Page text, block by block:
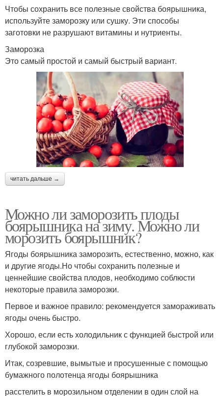
Чтобы сохранить все полезные свойства боярышника,
используйте заморозку или сушку. Эти способы
заготовки не разрушают витамины и нутриенты.
Заморозка
Это самый простой и самый быстрый вариант.
читать дальше →
Можно ли заморозить плоды
боярышника на зиму. Можно ли
морозить боярышник?
Ягоды боярышника заморозить, естественно, можно, как
и другие ягоды.Но чтобы сохранить полезные и
ценнейшие свойства плодов, необходимо соблюсти
некоторые правила заморозки.
Первое и важное правило: рекомендуется замораживать
ягоды очень быстро.
Хорошо, если есть холодильник с функцией быстрой или
глубокой заморозки.
Итак, созревшие, вымытые и просушенные с помощью
бумажного полотенца ягоды боярышника
расстелить в морозильном отделении в один слой на